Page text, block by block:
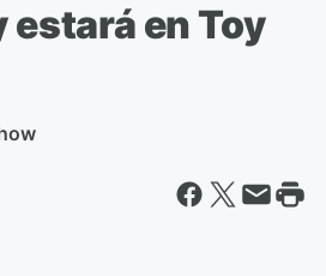
estará en Toy